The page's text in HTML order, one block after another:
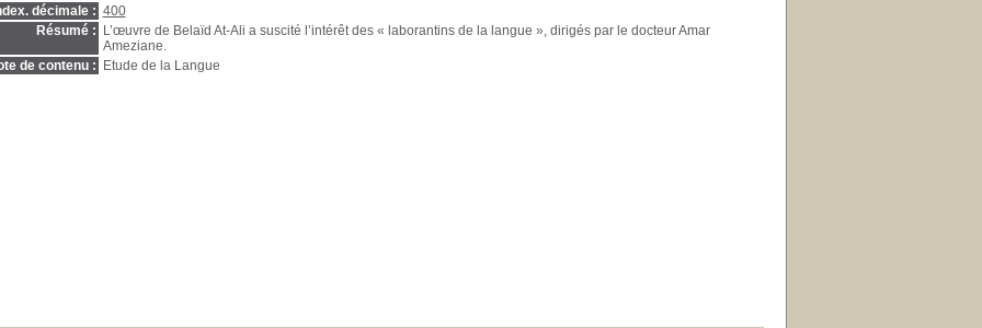
décimale : 400
Résumé :
L’œuvre de Belaïd At-Ali a suscité l’intérêt des « laborantins de la langue », dirigés par le docteur Amar
Ameziane.
de contenu :
Etude de la Langue